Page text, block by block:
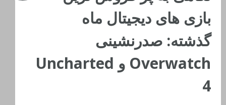
بازی های دیجیتال ماه
گذشته: صدرنشینی
Overwatch و Uncharted
4